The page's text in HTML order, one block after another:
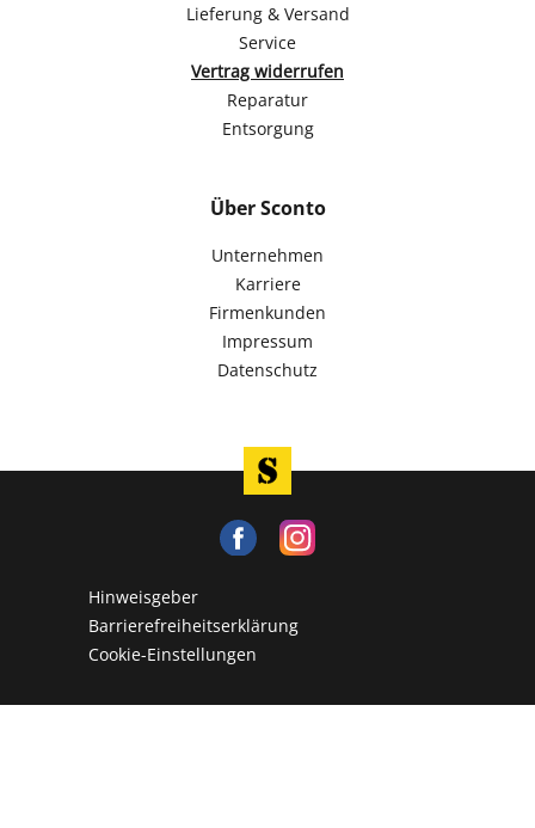
Lieferung & Versand
Service
Vertrag widerrufen
Reparatur
Entsorgung
Über Sconto
Unternehmen
Karriere
Firmenkunden
Impressum
Datenschutz
Hinweisgeber
Barrierefreiheitserklärung
Cookie-Einstellungen